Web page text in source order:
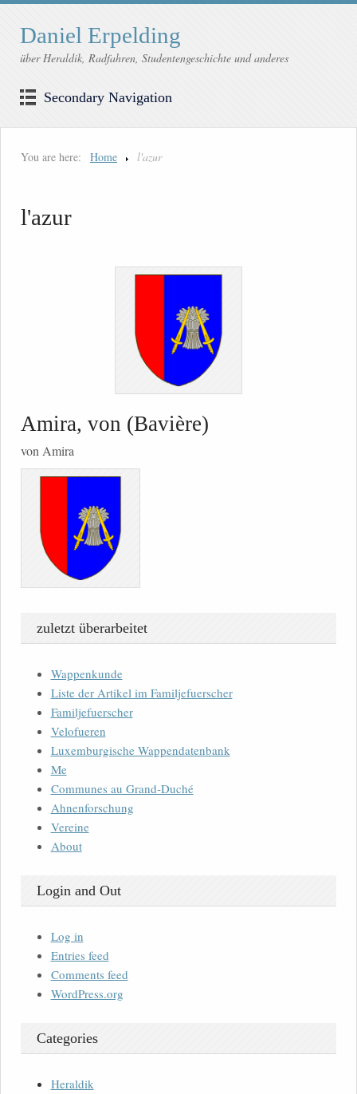
Daniel Erpelding
über Heraldik, Radfahren, Studentengeschichte und anderes
Secondary Navigation
You are here: Home l'azur
l'azur
Amira, von (Bavière)
von Amira
zuletzt überarbeitet
Wappenkunde
Liste der Artikel im Familjefuerscher
Familjefuerscher
Velofueren
Luxemburgische Wappendatenbank
Me
Communes au Grand-Duché
Ahnenforschung
Vereine
About
Login and Out
Log in
Entries feed
Comments feed
WordPress.org
Categories
Heraldik